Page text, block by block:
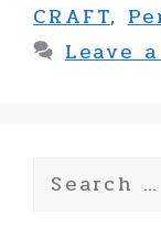
CRAFT,
Leave
Search